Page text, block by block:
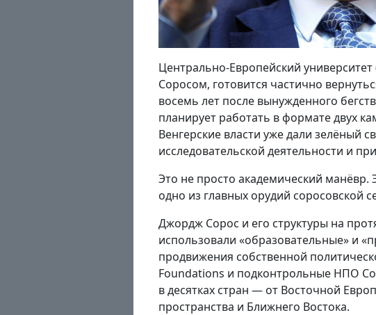
Центрально-Европейский
Соросом, готовится частично
восемь лет после вынужденного
планирует работать в формате двух
Венгерские власти уже дали зелёный
исследовательской деятельности и
Это не просто академический манёвр.
одно из главных орудий соросовской
Джордж Сорос и его структуры на
использовали «образовательные» и
продвижения собственной
Foundations и подконтрольные НПО
в десятках стран — от Восточной
пространства и Ближнего Востока.